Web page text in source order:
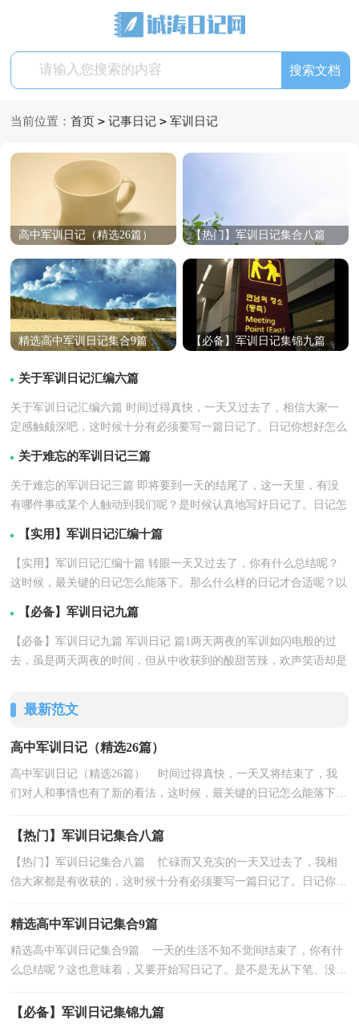
当前位置：首页 > 记事日记 > 军训日记
高中军训日记（精选26篇） 【热门】军训日记集合八篇
精选高中军训日记集合9篇 【必备】军训日记集锦九篇
关于军训日记汇编六篇
关于军训日记汇编六篇 时间过得真快，一天又过去了，相信大家一
定感触颇深吧，这时候十分有必须要写一篇日记了。日记你想好怎么
写了吗？下面是小...【
详情】
关于难忘的军训日记三篇
关于难忘的军训日记三篇 即将要到一天的结尾了，这一天里，有没
有哪件事或某个人触动到我们呢？是时候认真地写好日记了。日记怎
么写才合适呢？以...【
详情】
【实用】军训日记汇编十篇
【实用】军训日记汇编十篇 转眼一天又过去了，你有什么总结呢？
这时候，最关键的日记怎么能落下。那么什么样的日记才合适呢？以
下是小编整理的军...【
详情
【必备】军训日记九篇
【必备】军训日记九篇 军训日记 篇1两天两夜的军训如闪电般的过
去，虽是两天两夜的时间，但从中收获到的酸甜苦辣，欢声笑语却是
最新范文
高中军训日记（精选26篇）
高中军训日记（精选26篇） 时间过得真快，一天又将结束了，我
们对人和事情也有了新的看法，这时候，最关键的日记怎么能落下。
【热门】军训日记集合八篇
【热门】军训日记集合八篇 忙碌而又充实的一天又过去了，我相
信大家都是有收获的，这时候十分有必须要写一篇日记了。日记你想
精选高中军训日记集合9篇
精选高中军训日记集合9篇 一天的生活不知不觉间结束了，你有什
么总结呢？这也意味着，又要开始写日记了。是不是无从下笔、没有
【必备】军训日记集锦九篇